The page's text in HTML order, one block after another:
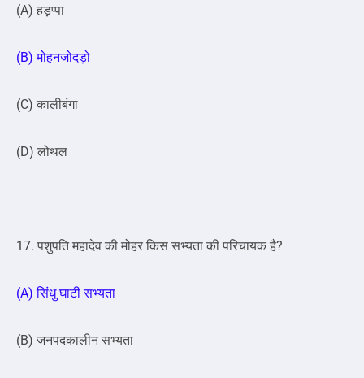
(A) हड़प्पा
(B) मोहनजोदड़ो
(C) कालीबंगा
(D) लोथल
17. पशुपति महादेव की मोहर किस सभ्यता की परिचायक है?
(A) सिंधु घाटी सभ्यता
(B) जनपदकालीन सभ्यता